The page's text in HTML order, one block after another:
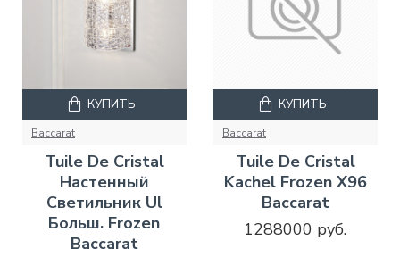
Baccarat
Tuile De Cristal
Настенный
Светильник Ul
Больш. Frozen
Baccarat
КУПИТЬ
Baccarat
Tuile De Cristal
Kachel Frozen X96
Baccarat
1288000 руб.
КУПИТЬ